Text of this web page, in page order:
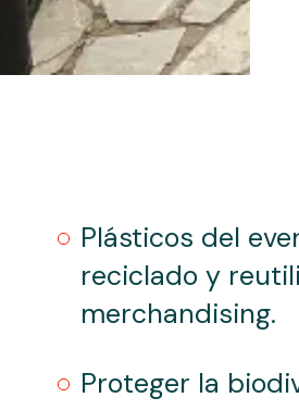
Plásticos del
reciclado y
merchandising.
Proteger la